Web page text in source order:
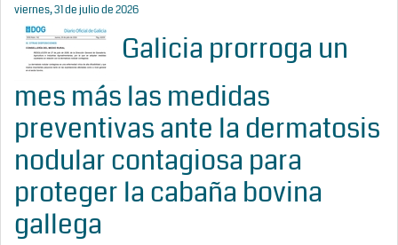
viernes, 31 de julio de 2026
Galicia prorroga un
mes más las medidas
preventivas ante la dermatosis
nodular contagiosa para
proteger la cabaña bovina
gallega